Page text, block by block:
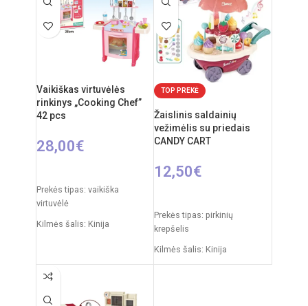
nuo 3 metų
Vaikiškas virtuvėlės
rinkinys „Cooking Chef”
42 pcs
28,00€
Prekės tipas: vaikiška
virtuvėlė
Kilmės šalis: Kinija
Produkto medžiaga: plastikas
Rekomenduojamas amžius:
TOP PREKĖ
Žaislinis saldainių
vežimėlis su priedais
CANDY CART
12,50€
Prekės tipas: pirkinių
krepšelis
Kilmės šalis: Kinija